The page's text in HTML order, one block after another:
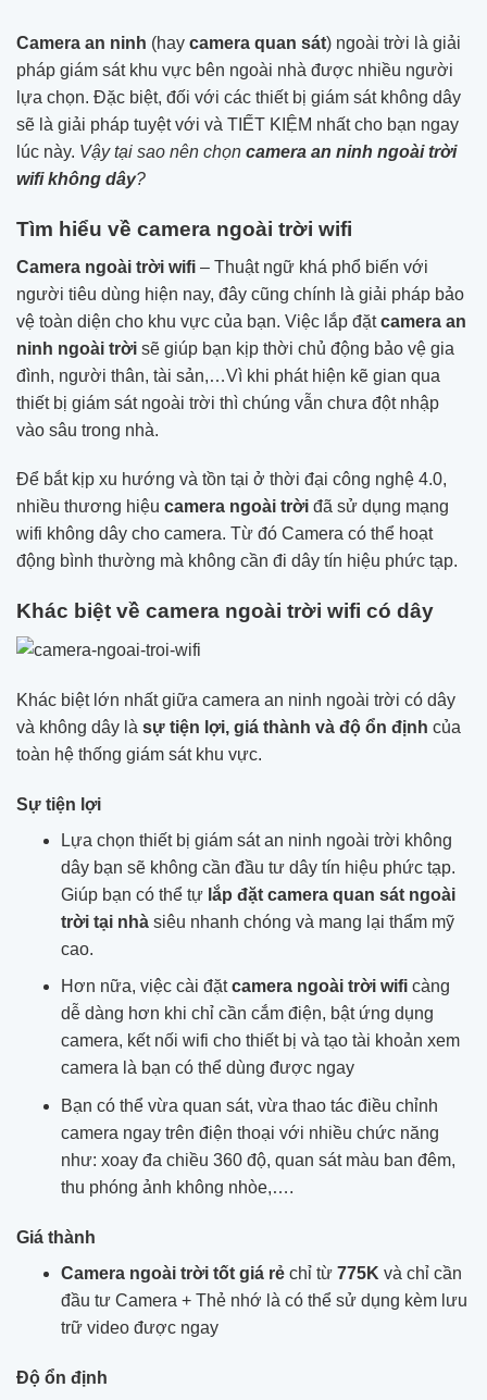
Camera an ninh (hay camera quan sát) ngoài trời là giải
pháp giám sát khu vực bên ngoài nhà được nhiều người
lựa chọn. Đặc biệt, đối với các thiết bị giám sát không dây
sẽ là giải pháp tuyệt với và TIẾT KIỆM nhất cho bạn ngay
lúc này. Vậy tại sao nên chọn camera an ninh ngoài trời
wifi không dây?
Tìm hiểu về camera ngoài trời wifi
Camera ngoài trời wifi – Thuật ngữ khá phổ biến với
người tiêu dùng hiện nay, đây cũng chính là giải pháp bảo
vệ toàn diện cho khu vực của bạn. Việc lắp đặtcamera an
ninh ngoài trời sẽ giúp bạn kịp thời chủ động bảo vệ gia
đình, người thân, tài sản,…Vì khi phát hiện kẽ gian qua
thiết bị giám sát ngoài trời thì chúng vẫn chưa đột nhập
vào sâu trong nhà.
Để bắt kịp xu hướng và tồn tại ở thời đại công nghệ 4.0,
nhiều thương hiệu camera ngoài trời đã sử dụng mạng
wifi không dây cho camera. Từ đó Camera có thể hoạt
động bình thường mà không cần đi dây tín hiệu phức tạp.
Khác biệt về camera ngoài trời wifi có dây
Khác biệt lớn nhất giữa camera an ninh ngoài trời có dây
và không dây là sự tiện lợi, giá thành và độ ổn định của
toàn hệ thống giám sát khu vực.
Sự tiện lợi
Lựa chọn thiết bị giám sát an ninh ngoài trời không
dây bạn sẽ không cần đầu tư dây tín hiệu phức tạp.
Giúp bạn có thể tự lắp đặt camera quan sát ngoài
trời tại nhàsiêu nhanh chóng và mang lại thẩm mỹ
cao.
Hơn nữa, việc cài đặtcamera ngoài trời wificàng
dễ dàng hơn khi chỉ cần cắm điện, bật ứng dụng
camera, kết nối wifi cho thiết bị và tạo tài khoản xem
camera là bạn có thể dùng được ngay
Bạn có thể vừa quan sát, vừa thao tác điều chỉnh
camera ngay trên điện thoại với nhiều chức năng
như: xoay đa chiều 360 độ, quan sát màu ban đêm,
thu phóng ảnh không nhòe,….
Giá thành
Camera ngoài trời tốt giá rẻchỉ từ775K và chỉ cần
đầu tư Camera + Thẻ nhớ là có thể sử dụng kèm lưu
trữ video được ngay
Độ ổn định